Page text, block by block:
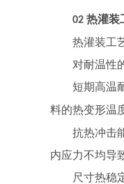
02 热灌装
热灌装工
对耐温性
短期高温
料的热变形温
抗热冲击
内应力不均导
尺寸热稳